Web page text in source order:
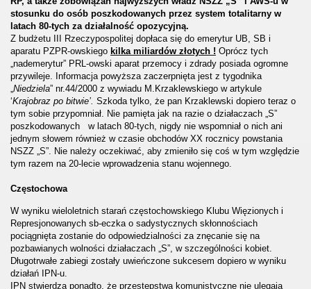
stosunku do osób poszkodowanych przez system totalitarny w
latach 80-tych za działalność opozycyjną.
Z budżetu III Rzeczypospolitej dopłaca się do emerytur UB, SB i
aparatu PZPR-owskiego kilka miliardów złotych ! Oprócz tych
„nademerytur” PRL-owski aparat przemocy i zdrady posiada ogromne
przywileje. Informacja powyższa zaczerpnięta jest z tygodnika
„Niedziela” nr.44/2000 z wywiadu M.Krzaklewskiego w artykule
‘Krajobraz po bitwie’. Szkoda tylko, że pan Krzaklewski dopiero teraz o
tym sobie przypomniał. Nie pamięta jak na razie o działaczach „S”
poszkodowanych w latach 80-tych, nigdy nie wspomniał o nich ani
jednym słowem również w czasie obchodów XX rocznicy powstania
NSZZ „S”. Nie należy oczekiwać, aby zmieniło się coś w tym względzie
tym razem na 20-lecie wprowadzenia stanu wojennego.
Częstochowa
W wyniku wieloletnich starań częstochowskiego Klubu Więzionych i
Represjonowanych sb-eczka o sadystycznych skłonnościach
pociągnięta zostanie do odpowiedzialności za znęcanie się na
pozbawianych wolności działaczach „S”, w szczególności kobiet.
Długotrwałe zabiegi zostały uwieńczone sukcesem dopiero w wyniku
działań IPN-u.
IPN stwierdza ponadto, że przestępstwa komunistyczne nie ulegają